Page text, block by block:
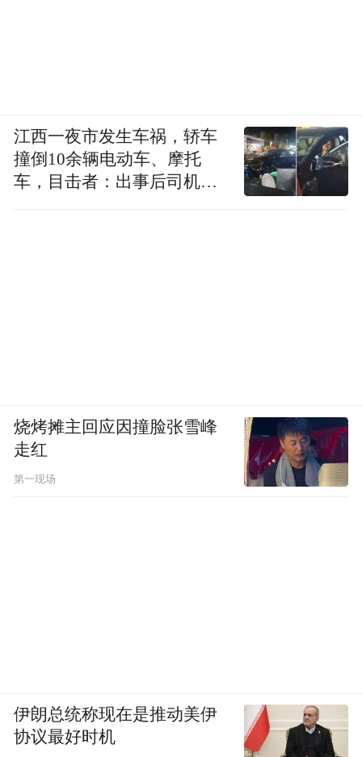
江西一夜市发生车祸，轿车
撞倒10余辆电动车、摩托
车，目击者：出事后司机一
烧烤摊主回应因撞脸张雪峰
走红
第一现场
伊朗总统称现在是推动美伊
协议最好时机